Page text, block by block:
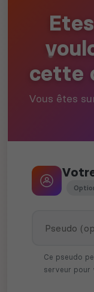
cette
Vous êtes
Ce pseudo
serveur pour